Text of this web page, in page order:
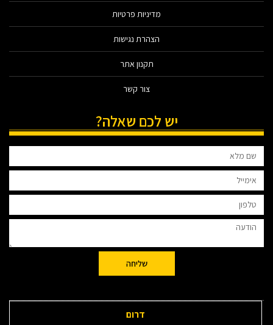
מדיניות פרטיות
הצהרת נגישות
תקנון אתר
צור קשר
יש לכם שאלה?
שליחה
דרום